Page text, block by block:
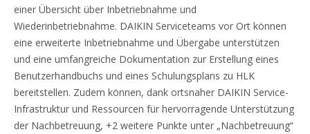
einer Übersicht über Inbetriebnahme und
Wiederinbetriebnahme. DAIKIN Serviceteams vor Ort können
eine erweiterte Inbetriebnahme und Übergabe unterstützen
und eine umfangreiche Dokumentation zur Erstellung eines
Benutzerhandbuchs und eines Schulungsplans zu HLK
bereitstellen. Zudem können, dank ortsnaher DAIKIN Service-
Infrastruktur und Ressourcen für hervorragende Unterstützung
der Nachbetreuung, +2 weitere Punkte unter „Nachbetreuung“